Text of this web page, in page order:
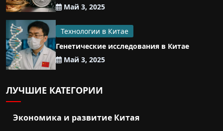
Май 3, 2025
Технологии в Китае
Генетические исследования в Китае
Май 3, 2025
ЛУЧШИЕ КАТЕГОРИИ
Экономика и развитие Китая